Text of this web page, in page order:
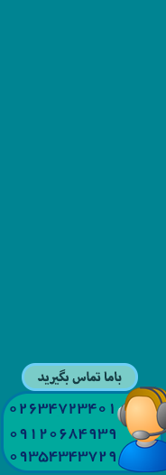
آریا سرویسمی باشد.طراحی